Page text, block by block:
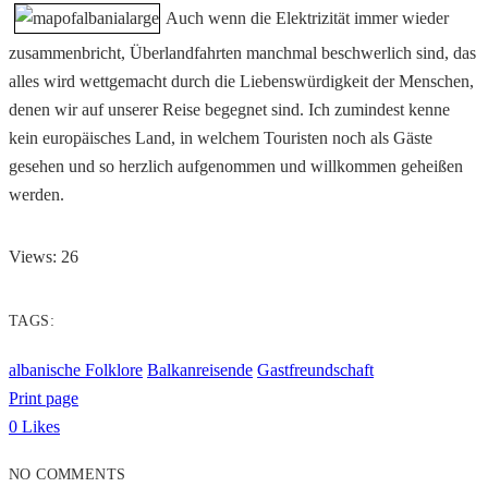
Auch wenn die Elektrizität immer wieder
zusammenbricht, Überlandfahrten manchmal beschwerlich sind, das
alles wird wettgemacht durch die Liebenswürdigkeit der Menschen,
denen wir auf unserer Reise begegnet sind. Ich zumindest kenne
kein europäisches Land, in welchem Touristen noch als Gäste
gesehen und so herzlich aufgenommen und willkommen geheißen
werden.
Views: 26
TAGS:
albanische Folklore Balkanreisende Gastfreundschaft
Print page
0 Likes
NO COMMENTS